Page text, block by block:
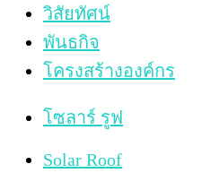
วิสัยทัศน์
พันธกิจ
โครงสร้างองค์กร
โซลาร์ รูฟ
Solar Roof